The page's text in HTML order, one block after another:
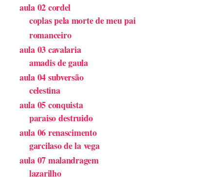
aula 02 cordel
coplas pela morte de meu pai
romanceiro
aula 03 cavalaria
amadis de gaula
aula 04 subversão
celestina
aula 05 conquista
paraiso destruido
aula 06 renascimento
garcilaso de la vega
aula 07 malandragem
lazarilho